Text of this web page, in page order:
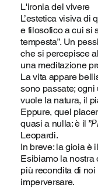
L'ironia del vivere
L’estetica visiva di
e filosofico a cui si
tempesta”. Un
che si percepisce
una meditazione
La vita appare
sono passate;
vuole la natura, il
Eppure, quel
quasi a nulla: è il
Leopardi.
In breve: la gioia è
Esibiamo la nostra
più recondita di
imperversare.